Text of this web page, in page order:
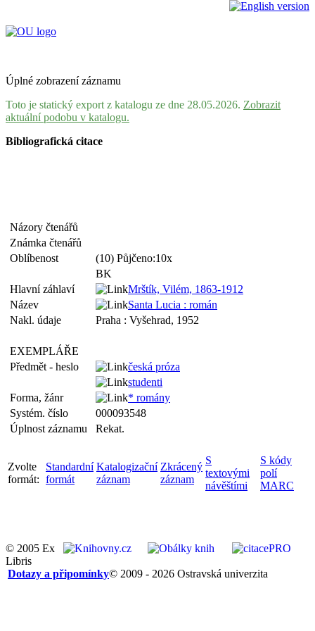
Úplné zobrazení záznamu
Toto je statický export z katalogu ze dne 28.05.2026. Zobrazit
aktuální podobu v katalogu.
Bibliografická citace
Názory čtenářů
Známka čtenářů
Oblíbenost
(10) Půjčeno:10x
BK
Hlavní záhlaví
Mrštík, Vilém, 1863-1912
Název
Santa Lucia : román
Nakl. údaje
Praha : Vyšehrad, 1952
EXEMPLÁŘE
Předmět - heslo
česká próza
studenti
Forma, žánr
* romány
Systém. číslo
000093548
Úplnost záznamu
Rekat.
Zvolte
formát:
Standardní
formát
Katalogizační
záznam
Zkrácený
záznam
S
textovými
návěštími
S kódy
polí
MARC
© 2005 Ex
Libris
© 2009 - 2026 Ostravská univerzita
Dotazy a připomínky